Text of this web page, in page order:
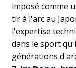
imposé comme
tir à l'arc au
l'expertise
dans le sport
générations